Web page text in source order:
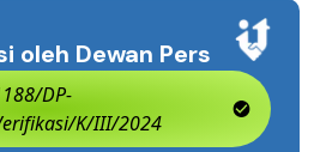
oleh Dewan Pers
DP-
K/III/2024